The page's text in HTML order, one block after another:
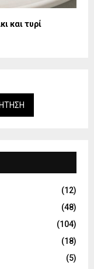
και τυρί
(12)
(48)
(104)
(18)
(5)